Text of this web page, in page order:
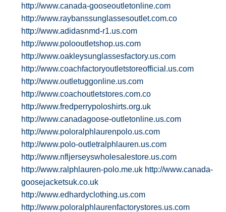
http://www.canada-gooseoutletonline.com
http://www.raybanssunglassesoutlet.com.co
http://www.adidasnmd-r1.us.com
http://www.polooutletshop.us.com
http://www.oakleysunglassesfactory.us.com
http://www.coachfactoryoutletstoreofficial.us.com
http://www.outletuggonline.us.com
http://www.coachoutletstores.com.co
http://www.fredperrypoloshirts.org.uk
http://www.canadagoose-outletonline.us.com
http://www.poloralphlaurenpolo.us.com
http://www.polo-outletralphlauren.us.com
http://www.nfljerseyswholesalestore.us.com
http://www.ralphlauren-polo.me.uk http://www.canada-
goosejacketsuk.co.uk
http://www.edhardyclothing.us.com
http://www.poloralphlaurenfactorystores.us.com